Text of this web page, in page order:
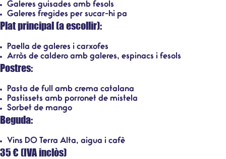
Galeres guisades amb fesols
Galeres fregides per sucar-hi pa
Plat principal (a escollir):
Paella de galeres i carxofes
Arròs de caldero amb galeres, espinacs i fesols
Postres:
Pasta de full amb crema catalana
Pastissets amb porronet de mistela
Sorbet de mango
Beguda:
Vins DO Terra Alta, aigua i cafè
35 € (IVA inclòs)